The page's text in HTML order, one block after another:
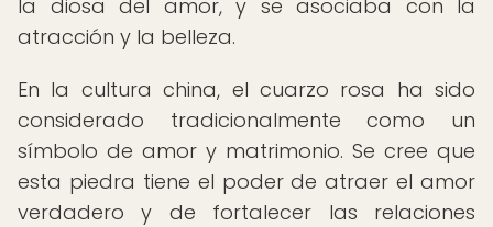
la diosa del amor, y se asociaba con la
atracción y la belleza.
En la cultura china, el cuarzo rosa ha sido
considerado tradicionalmente como un
símbolo de amor y matrimonio. Se cree que
esta piedra tiene el poder de atraer el amor
verdadero y de fortalecer las relaciones